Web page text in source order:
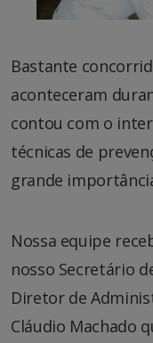
Bastante
aconteceram
contou com o
técnicas de
grande
Nossa equipe
nosso Secretário
Diretor de
Cláudio Machado